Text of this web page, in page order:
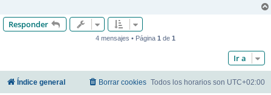
Responder
4 mensajes • Página 1 de 1
Ir a
Índice general Todos los horarios son UTC+02:00
Borrar cookies